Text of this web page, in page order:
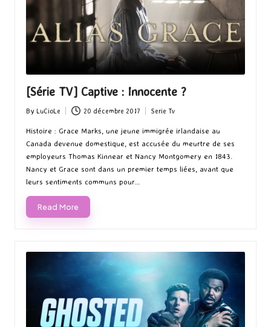
[Série TV] Captive : Innocente ?
Posted
by
By LuCioLe 20 décembre 2017
Posted
in
Serie Tv
Histoire : Grace Marks, une jeune immigrée irlandaise au
Canada devenue domestique, est accusée du meurtre de ses
employeurs Thomas Kinnear et Nancy Montgomery en 1843.
Nancy et Grace sont dans un premier temps liées, avant que
leurs sentiments communs pour…
Read More